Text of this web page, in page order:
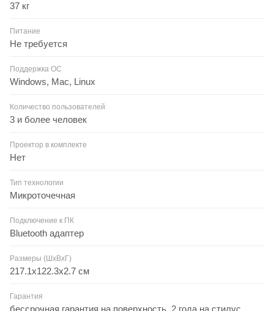
37 кг
Питание
Не требуется
Поддержка ОС
Windows, Mac, Linux
Количество пользователей
3 и более человек
Проектор в комплекте
Нет
Тип технологии
Микроточечная
Подключение к ПК
Bluetooth адаптер
Размеры (ШxВxГ)
217.1х122.3х2.7 см
Гарантия
бессрочная гарантия на поверхность, 2 года на стилус